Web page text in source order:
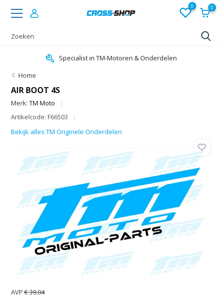
0 0
Specialist in TM-Motoren & Onderdelen
Home
AIR BOOT 4S
Merk:TM Moto
Artikelcode: F66503
Bekijk alles TM Originele Onderdelen
AVP€ 39,04